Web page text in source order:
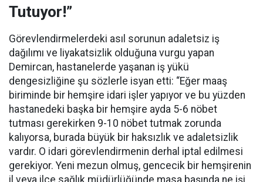
Tutuyor!”
Görevlendirmelerdeki asıl sorunun adaletsiz iş
dağılımı ve liyakatsizlik olduğuna vurgu yapan
Demircan, hastanelerde yaşanan iş yükü
dengesizliğine şu sözlerle isyan etti: “Eğer maaş
biriminde bir hemşire idari işler yapıyor ve bu yüzden
hastanedeki başka bir hemşire ayda 5-6 nöbet
tutması gerekirken 9-10 nöbet tutmak zorunda
kalıyorsa, burada büyük bir haksızlık ve adaletsizlik
vardır. O idari görevlendirmenin derhal iptal edilmesi
gerekiyor. Yeni mezun olmuş, gencecik bir hemşirenin
il veya ilçe sağlık müdürlüğünde masa başında ne işi